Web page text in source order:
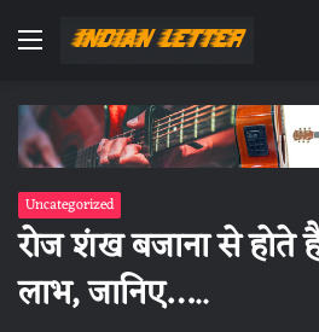
Menu
Uncategorized
रोज शंख बजाना से होते
लाभ, जानिए…..